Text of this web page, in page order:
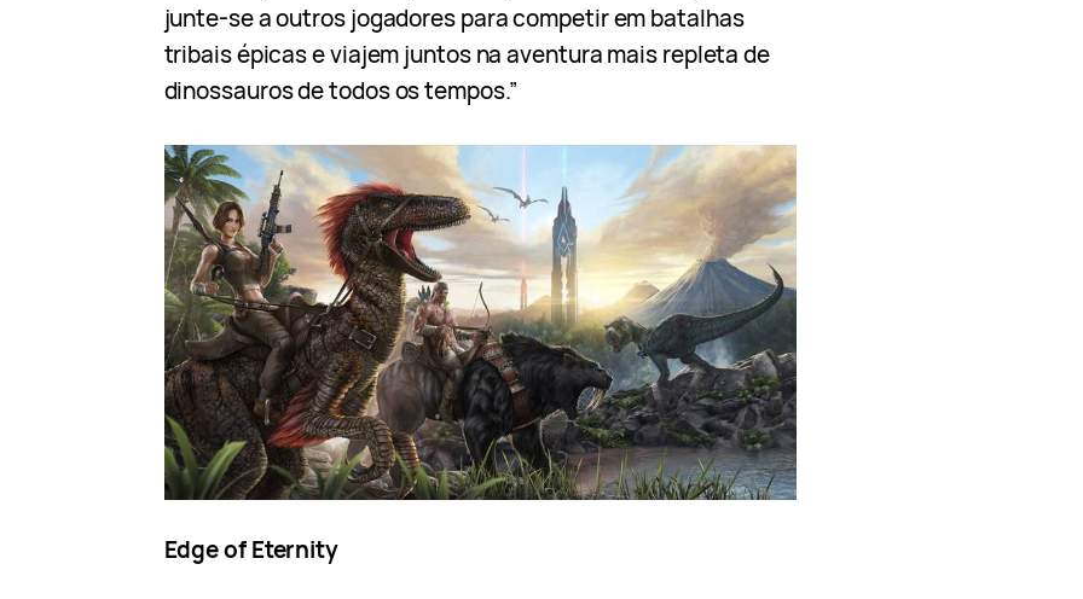
junte-se a outros jogadores para competir em batalhas
tribais épicas e viajem juntos na aventura mais repleta de
dinossauros de todos os tempos.”
Edge of Eternity